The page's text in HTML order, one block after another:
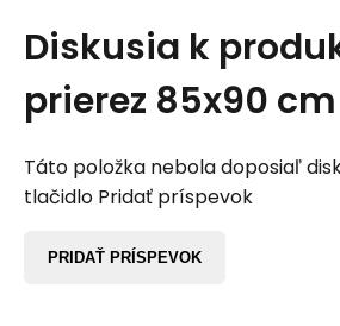
Diskusia k
prierez 85x90
Táto položka nebola doposiaľ
tlačidlo Pridať príspevok
PRIDAŤ PRÍSPEVOK